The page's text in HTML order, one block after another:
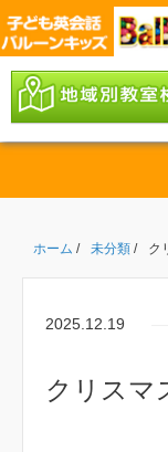
ホーム / 未分類 / ク
2025.12.19
クリスマ